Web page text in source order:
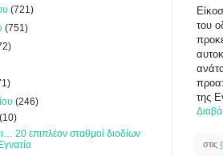
του
της
στις
(721)
(751)
(246)
(10)
20 επιπλέον σταθμοί διοδίων